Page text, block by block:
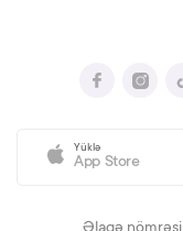
Yüklə
App Store